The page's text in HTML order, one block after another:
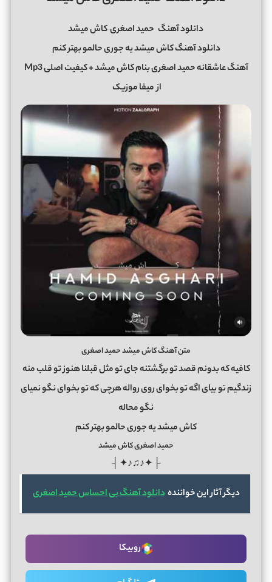
دانلود آهنگ حمید اصغریکاش میشد
دانلود آهنگ کاش میشد یه جوری حالمو بهتر کنم
آهنگ عاشقانه حمید اصغری بنام کاش میشد + کیفیت اصلی Mp3
ازمیفا موزیک
متن آهنگ کاش میشد حمید اصغری
کافیه که بدونم قصد تو برگشتنه جای تو مثل قبلنا هنوز تو قلب منه
زندگیم تو بیای اگه تو بخوای روی رواله هرچی که تو بخوای نگو نمیای
نگو محاله
کاش میشد یه جوری حالمو بهتر کنم
حمید اصغری کاش میشد
├ ✦♪♫♪✦ ┤
دیگر آثار این خوانندهدانلود آهنگ بی احساس حمید اصغری
روبیکا